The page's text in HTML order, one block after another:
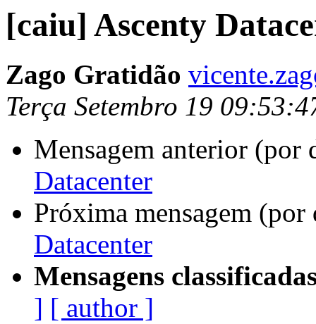
[caiu] Ascenty
Zago Gratidão
Terça Setembro 19
Mensagem anterior (por
Datacenter
Próxima mensagem
Datacenter
Mensagens
] [ author ]